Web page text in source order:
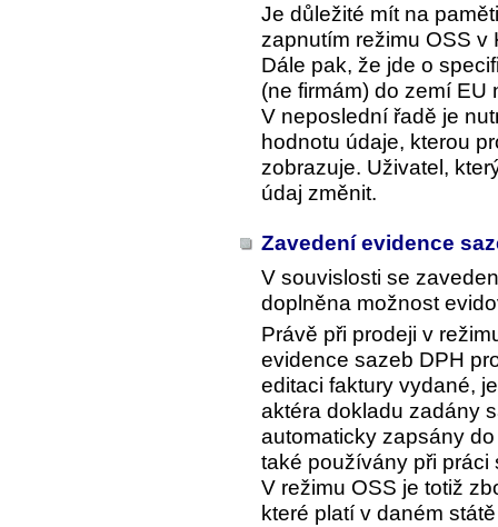
Je důležité mít na
zapnutím režimu OSS v
Dále pak, že jde o
(ne firmám) do zemí EU
V neposlední řadě je
hodnotu údaje, kterou
zobrazuje. Uživatel,
údaj změnit.
Zavedení evidence
V souvislosti se
doplněna možnost
Právě při prodeji v
evidence sazeb DPH
editaci faktury vydané,
aktéra dokladu zadány
automaticky zapsány
také používány při práci
V režimu OSS je totiž
které platí v daném